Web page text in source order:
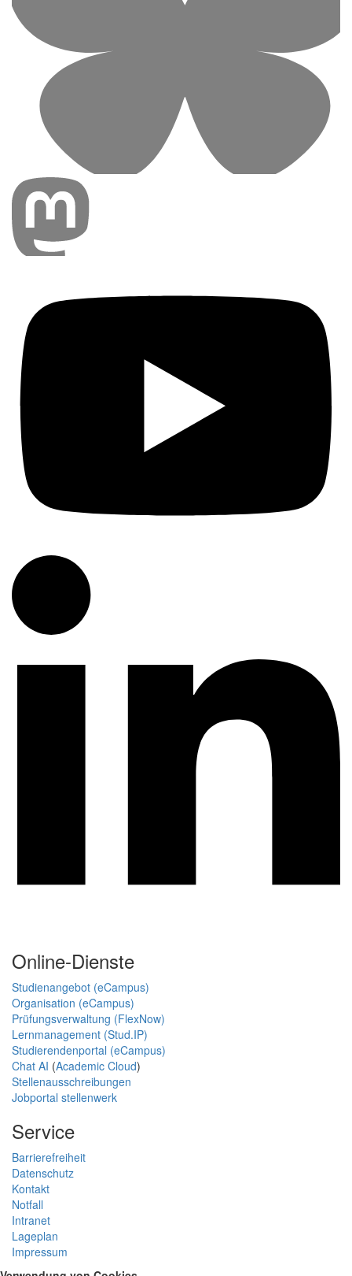
Online-Dienste
Studienangebot (eCampus)
Organisation (eCampus)
Prüfungsverwaltung (FlexNow)
Lernmanagement (Stud.IP)
Studierendenportal (eCampus)
Chat AI (Academic Cloud)
Stellenausschreibungen
Jobportal stellenwerk
Service
Barrierefreiheit
Datenschutz
Kontakt
Notfall
Intranet
Lageplan
Impressum